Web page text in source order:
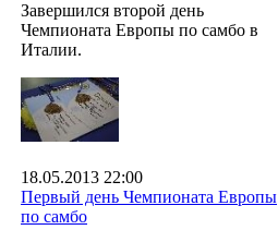
Завершился второй день
Чемпионата Европы по самбо в
Италии.
18.05.2013 22:00
Первый день Чемпионата Европы
по самбо